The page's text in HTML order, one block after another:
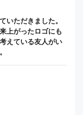
いただきました。
上がったロゴにも
えている友人がい